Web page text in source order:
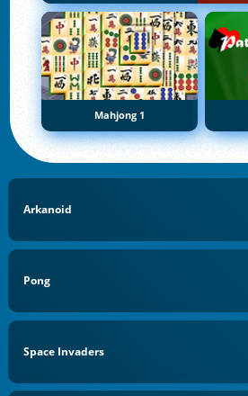
Mahjong 1
Arkanoid
Pong
Space Invaders